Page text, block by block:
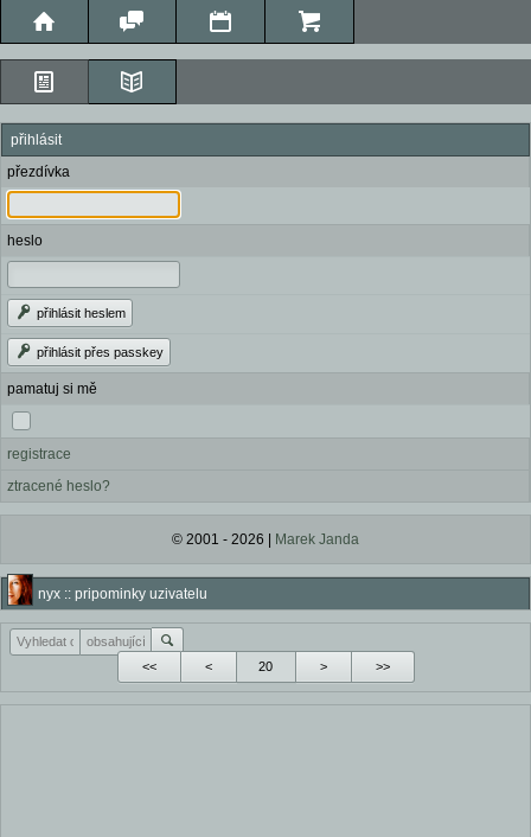
přihlásit
přezdívka
heslo
přihlásit heslem
přihlásit přes passkey
pamatuj si mě
registrace
ztracené heslo?
© 2001 - 2026 | Marek Janda
nyx :: pripominky uzivatelu
<< < > >>